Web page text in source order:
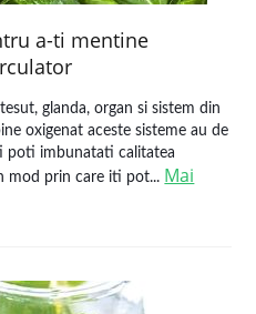
a-ti mentine
glanda, organ si sistem din
oxigenat aceste sisteme au de
poti imbunatati calitatea
mod prin care iti pot... Mai